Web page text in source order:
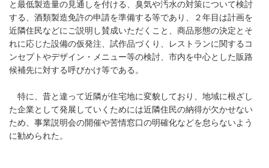
と最低製造量の見通しを付ける、臭気や汚水の対策について検討
する、酒類製造免許の申請を準備する等であり、２年目は計画を
近隣住民などにご説明し賛成いただくこと、商品形態の決定とそ
れに応じた設備の仮発注、試作品づくり、レストランに関するコ
ンセプトやデザイン・メニュー等の検討、市内を中心とした販路
候補先に対する呼びかけ等である。
特に、昔と違って近隣が住宅地に変貌しており、地域に根ざし
た企業として発展していくためには近隣住民の納得が欠かせない
ため、事業説明会の開催や苦情窓口の明確化などを怠らないよう
に勧められた。